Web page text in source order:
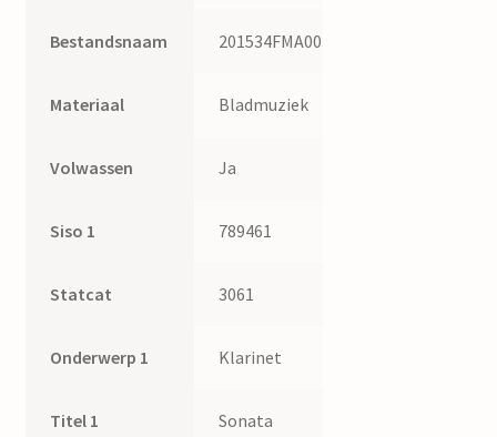
Bestandsnaam 201534FMA003
Materiaal Bladmuziek
Volwassen Ja
Siso 1 789461
Statcat 3061
Onderwerp 1 Klarinet
Titel 1 Sonata